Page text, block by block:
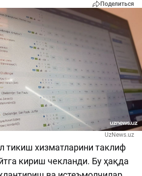
Поделиться
UzNews.uz
тикиш хизматларини таклиф
кириш чекланди. Бу ҳақда